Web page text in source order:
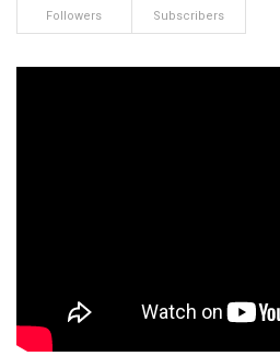
Followers Subscribers